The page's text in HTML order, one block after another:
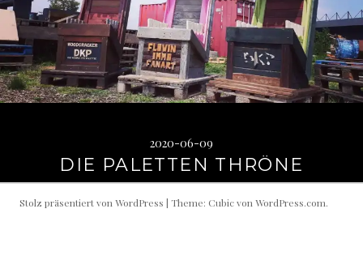
2020-06-09
DIE PALETTEN THRÖNE
Stolz präsentiert von WordPress | Theme: Cubic von WordPress.com.